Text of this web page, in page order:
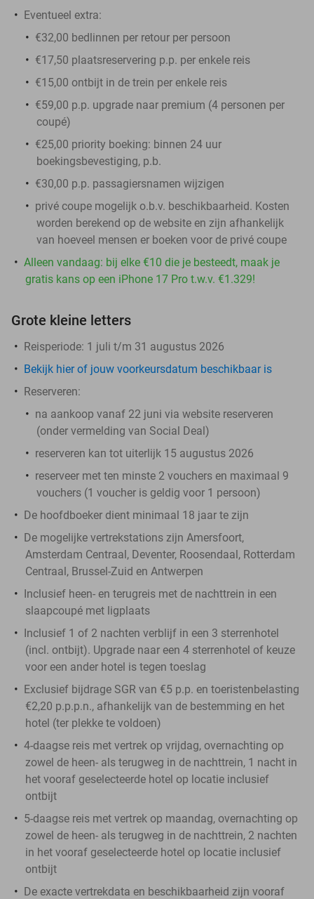
Eventueel extra:
€32,00 bedlinnen per retour per persoon
€17,50 plaatsreservering p.p. per enkele reis
€15,00 ontbijt in de trein per enkele reis
€59,00 p.p. upgrade naar premium (4 personen per
coupé)
€25,00 priority boeking: binnen 24 uur
boekingsbevestiging, p.b.
€30,00 p.p. passagiersnamen wijzigen
privé coupe mogelijk o.b.v. beschikbaarheid. Kosten
worden berekend op de website en zijn afhankelijk
van hoeveel mensen er boeken voor de privé coupe
Alleen vandaag: bij elke €10 die je besteedt, maak je
gratis kans op een iPhone 17 Pro t.w.v. €1.329!
Grote kleine letters
Reisperiode: 1 juli t/m 31 augustus 2026
Bekijk hier of jouw voorkeursdatum beschikbaar is
Reserveren:
na aankoop vanaf 22 juni via website reserveren
(onder vermelding van Social Deal)
reserveren kan tot uiterlijk 15 augustus 2026
reserveer met ten minste 2 vouchers en maximaal 9
vouchers (1 voucher is geldig voor 1 persoon)
De hoofdboeker dient minimaal 18 jaar te zijn
De mogelijke vertrekstations zijn Amersfoort,
Amsterdam Centraal, Deventer, Roosendaal, Rotterdam
Centraal, Brussel-Zuid en Antwerpen
Inclusief heen- en terugreis met de nachttrein in een
slaapcoupé met ligplaats
Inclusief 1 of 2 nachten verblijf in een 3 sterrenhotel
(incl. ontbijt). Upgrade naar een 4 sterrenhotel of keuze
voor een ander hotel is tegen toeslag
Exclusief bijdrage SGR van €5 p.p. en toeristenbelasting
€2,20 p.p.p.n., afhankelijk van de bestemming en het
hotel (ter plekke te voldoen)
4-daagse reis met vertrek op vrijdag, overnachting op
zowel de heen- als terugweg in de nachttrein, 1 nacht in
het vooraf geselecteerde hotel op locatie inclusief
ontbijt
5-daagse reis met vertrek op maandag, overnachting op
zowel de heen- als terugweg in de nachttrein, 2 nachten
in het vooraf geselecteerde hotel op locatie inclusief
ontbijt
De exacte vertrekdata en beschikbaarheid zijn vooraf